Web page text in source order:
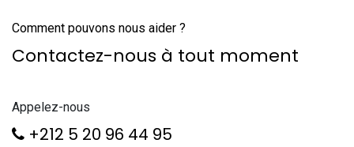
Comment pouvons nous aider ?
Contactez-nous à tout moment
Appelez-nous
+212 5 20 96 44 95